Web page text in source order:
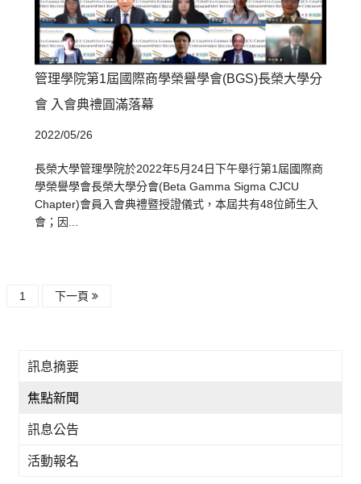
管理學院第1屆國際商學榮譽學會(BGS)長榮大學分
會 入會典禮圓滿落幕
2022/05/26
長榮大學管理學院於2022年5月24日下午舉行第1屆國際商
學榮譽學會長榮大學分會(Beta Gamma Sigma CJCU
Chapter)會員入會典禮暨授證儀式，本屆共有48位師生入
會；因...
1 下一頁
訊息摘要
焦點新聞
訊息公告
活動報名